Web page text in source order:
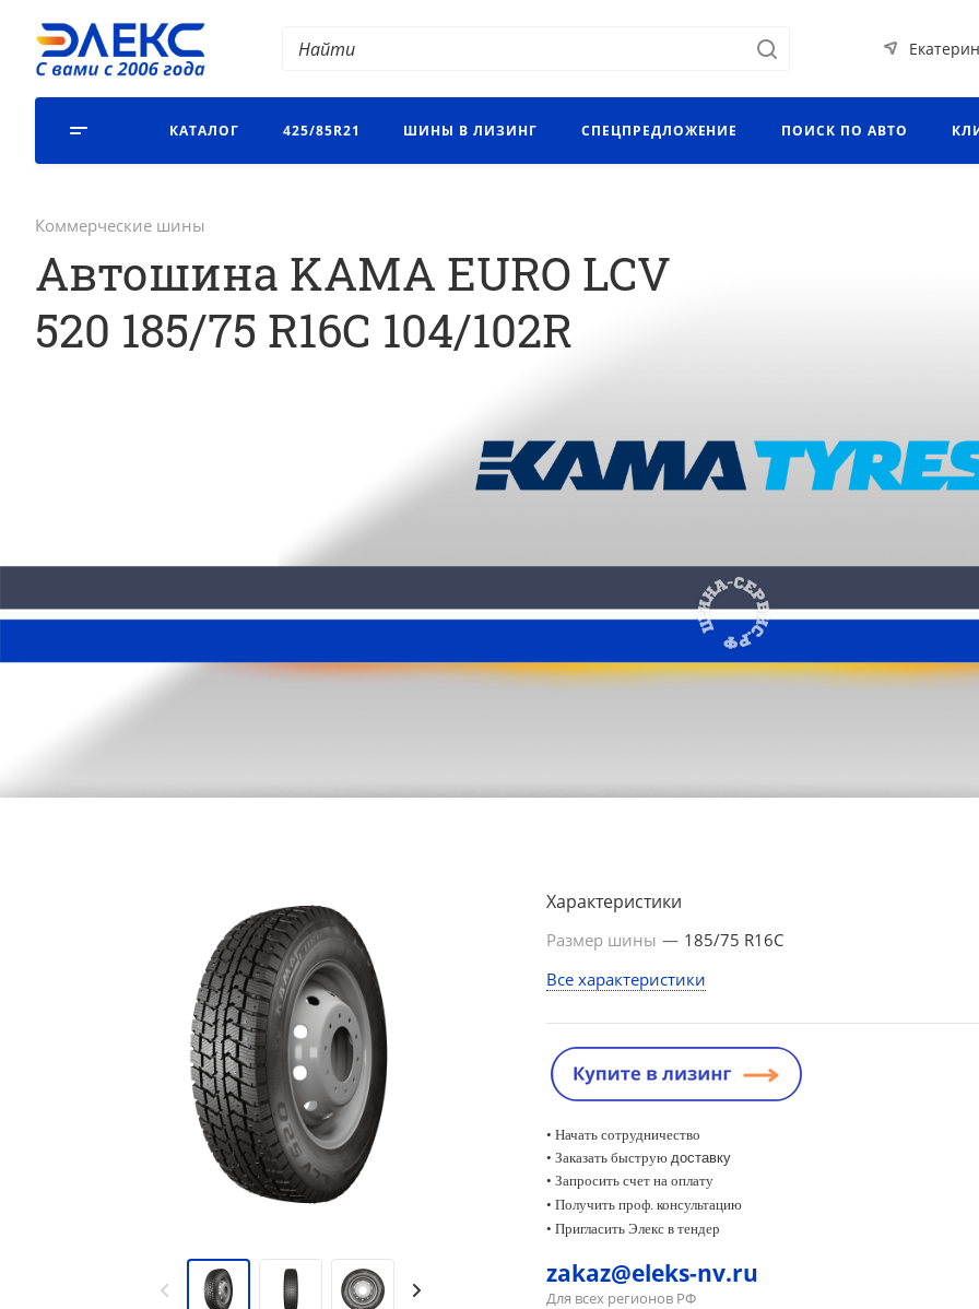
КАТАЛОГ 425/85R21 ШИНЫ В ЛИЗИНГ СПЕЦПРЕДЛОЖЕНИЕ ПОИСК ПО АВТО
Коммерческие шины
Автошина KAMA EURO LCV
520 185/75 R16С 104/102R
Характеристики
Размер шины — 185/75 R16C
Все характеристики
• Начать сотрудничество
• Заказать быструю доставку
• Запросить счет на оплату
• Получить проф. консультацию
• Пригласить Элекс в тендер
zakaz@eleks-nv.ru
Для всех регионов РФ